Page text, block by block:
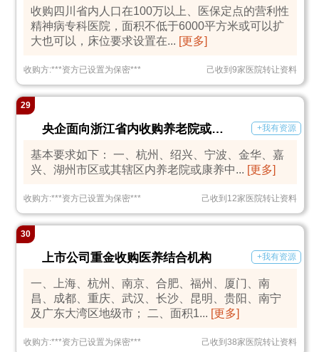
收购四川省内人口在100万以上、医保定点的营利性
精神病专科医院，面积不低于6000平方米或可以扩
大也可以，床位要求设置在... [更多]
收购方:***资方已设置为保密*** 己收到9家医院转让资料
29
央企面向浙江省内收购养老院或护理院 +我有资源
基本要求如下： 一、杭州、绍兴、宁波、金华、嘉
兴、湖州市区或其辖区内养老院或康养中... [更多]
收购方:***资方已设置为保密*** 己收到12家医院转让资料
30
上市公司重金收购医养结合机构 +我有资源
一、上海、杭州、南京、合肥、福州、厦门、南
昌、成都、重庆、武汉、长沙、昆明、贵阳、南宁
及广东大湾区地级市； 二、面积1... [更多]
收购方:***资方已设置为保密*** 己收到38家医院转让资料